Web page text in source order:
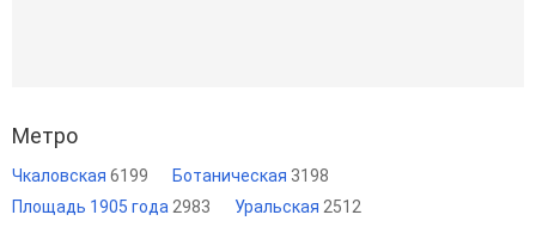
Метро
Чкаловская 6199 Ботаническая 3198
Площадь 1905 года2983 Уральская 2512